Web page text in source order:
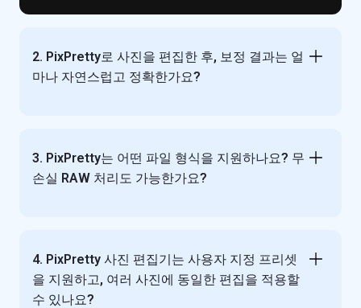
2. PixPretty로 사진을 편집한 후, 보정 결과는 얼
마나 자연스럽고 정확한가요?
3. PixPretty는 어떤 파일 형식을 지원하나요? 무
손실 RAW 처리도 가능한가요?
4. PixPretty 사진 편집기는 사용자 지정 프리셋
을 지원하고, 여러 사진에 동일한 편집을 적용할
수 있나요?